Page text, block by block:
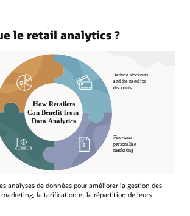
le retail analytics ?
analyses de données pour améliorer la gestion des
marketing, la tarification et la répartition de leurs